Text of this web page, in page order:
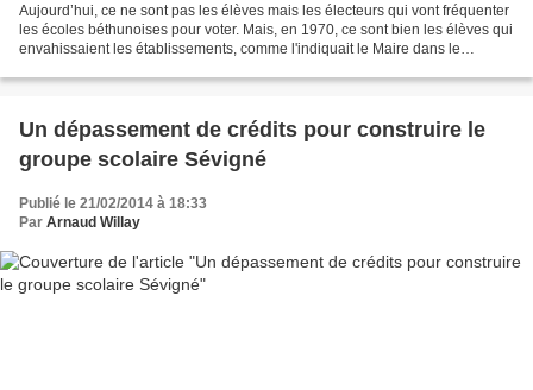
Aujourd’hui, ce ne sont pas les élèves mais les électeurs qui vont fréquenter
les écoles béthunoises pour voter. Mais, en 1970, ce sont bien les élèves qui
envahissaient les établissements, comme l'indiquait le Maire dans le
Un dépassement de crédits pour construire le
groupe scolaire Sévigné
Publié le 21/02/2014 à 18:33
Par Arnaud Willay